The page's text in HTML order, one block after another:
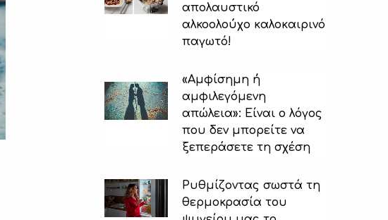
απολαυστικό
αλκοολούχο καλοκαιρινό
παγωτό!
«Αμφίσημη ή
αμφιλεγόμενη
απώλεια»: Είναι ο λόγος
που δεν μπορείτε να
ξεπεράσετε τη σχέση
Ρυθμίζοντας σωστά τη
θερμοκρασία του